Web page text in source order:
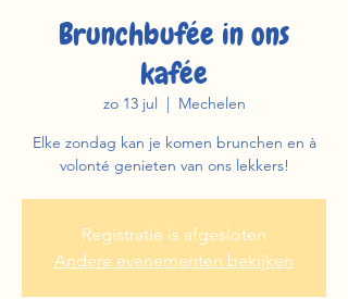
Brunchbufée in ons
kafée
zo 13 jul
  |
Mechelen
Elke zondag kan je komen brunchen en à
volonté genieten van ons lekkers!
Registratie is afgesloten
Andere evenementen bekijken